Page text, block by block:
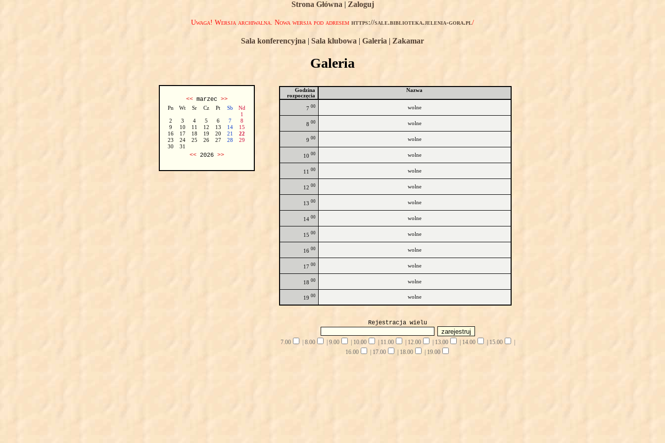
Strona Główna | Zaloguj
Uwaga! Wersja archiwalna. Nowa wersja pod adresem https://sale.biblioteka.jelenia-gora.pl/
Sala konferencyjna | Sala klubowa | Galeria | Zakamar
Galeria
<<marzec >>
Pn Wt Sr Cz Pt Sb
Nd
1
2
3 4 5 6 7
8
9
10 11 12 13 14
15
16
17 18 19 20 21
22
23
24 25 26 27 28
29
30
31
<<2026 >>
Godzina
rozpoczęcia
Nazwa
7 00 wolne
8 00 wolne
9 00 wolne
10 00 wolne
11 00 wolne
12 00 wolne
13 00 wolne
14 00 wolne
15 00 wolne
16 00 wolne
17 00 wolne
18 00 wolne
19 00 wolne
Rejestracja wielu
7.00 8.00 9.00 10.00 11.00 12.00 13.00 14.00 15.00
16.00
17.00 18.00 19.00